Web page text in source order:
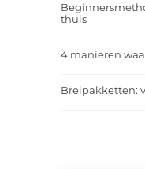
thuis
4 manieren
Breipakketten: